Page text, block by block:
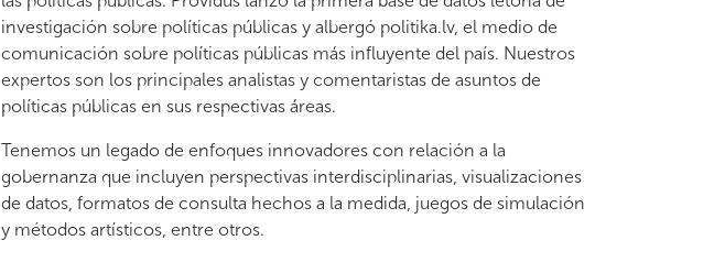
investigación sobre políticas públicas y albergó politika.lv, el medio de
comunicación sobre políticas públicas más influyente del país. Nuestros
expertos son los principales analistas y comentaristas de asuntos de
políticas públicas en sus respectivas áreas.
Tenemos un legado de enfoques innovadores con relación a la
gobernanza que incluyen perspectivas interdisciplinarias, visualizaciones
de datos, formatos de consulta hechos a la medida, juegos de simulación
y métodos artísticos, entre otros.